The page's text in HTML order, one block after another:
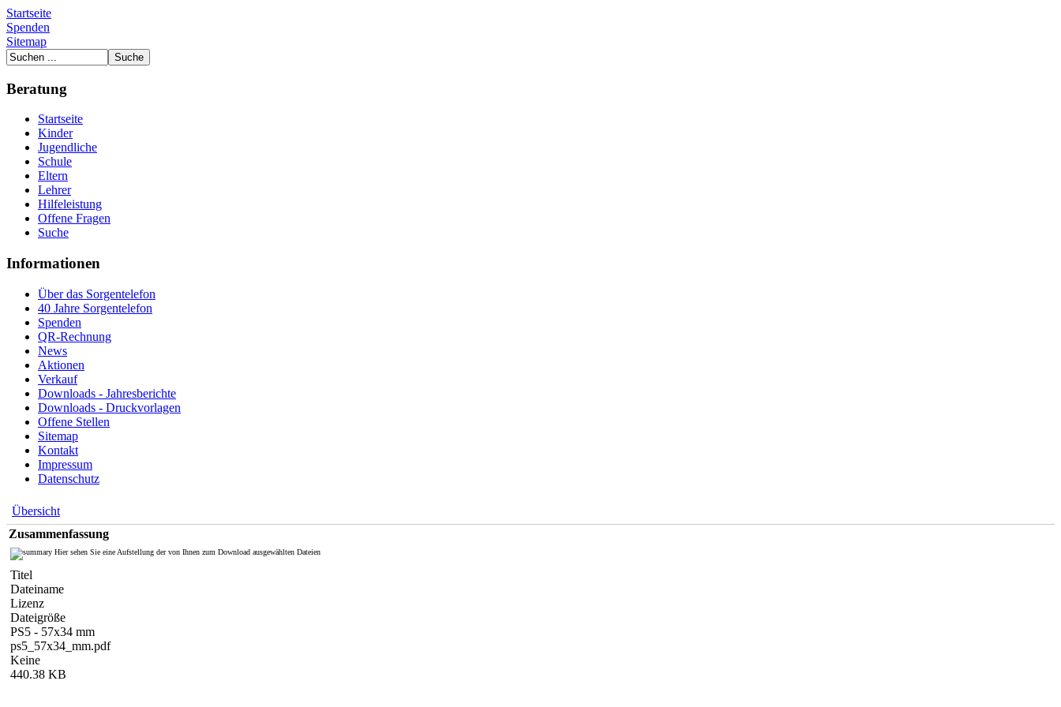
Startseite
Spenden
Sitemap
Beratung
Startseite
Kinder
Jugendliche
Schule
Eltern
Lehrer
Hilfeleistung
Offene Fragen
Suche
Informationen
Über das Sorgentelefon
40 Jahre Sorgentelefon
Spenden
QR-Rechnung
News
Aktionen
Verkauf
Downloads - Jahresberichte
Downloads - Druckvorlagen
Offene Stellen
Sitemap
Kontakt
Impressum
Datenschutz
Übersicht
Zusammenfassung
Hier sehen Sie eine Aufstellung der von Ihnen zum Download ausgewählten Dateien
Titel
Dateiname
Lizenz
Dateigröße
PS5 - 57x34 mm
ps5_57x34_mm.pdf
Keine
440.38 KB